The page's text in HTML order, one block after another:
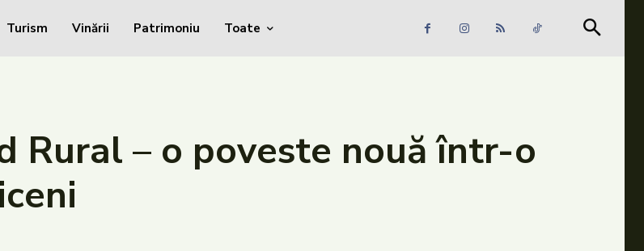
Căutare
Turism Vinării Patrimoniu Toate
Rural – o poveste nouă într-o